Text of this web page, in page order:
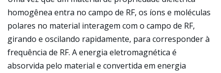
homogênea entra no campo de RF, os íons e moléculas
polares no material interagem com o campo de RF,
girando e oscilando rapidamente, para corresponder à
frequência de RF. A energia eletromagnética é
absorvida pelo material e convertida em energia